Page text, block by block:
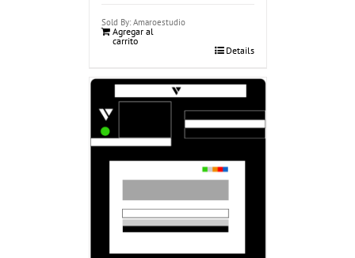
Sold By: Amaroestudio
Agregar al
carrito
Details